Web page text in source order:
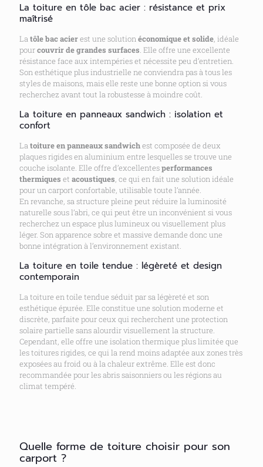
La toiture en tôle bac acier : résistance et prix
maîtrisé
Latôle bac acierest une solutionéconomique et solide, idéale
pourcouvrir de grandes surfaces. Elle offre une excellente
résistance face aux intempéries et nécessite peu d’entretien.
Son esthétique plus industrielle ne conviendra pas à tous les
styles de maisons, mais elle reste une bonne option si vous
recherchez avant tout la robustesse à moindre coût.
La toiture en panneaux sandwich : isolation et
confort
Latoiture en panneaux sandwichest composée de deux
plaques rigides en aluminium entre lesquelles se trouve une
couche isolante. Elle offre d’excellentesperformances
thermiques et acoustiques, ce qui en fait une solution idéale
pour un carport confortable, utilisable toute l’année.
En revanche, sa structure pleine peut réduire la luminosité
naturelle sous l’abri, ce qui peut être un inconvénient si vous
recherchez un espace plus lumineux ou visuellement plus
léger. Son apparence sobre et massive demande donc une
bonne intégration à l’environnement existant.
La toiture en toile tendue : légèreté et design
contemporain
La toiture en toile tendue séduit par sa légèreté et son
esthétique épurée. Elle constitue une solution moderne et
discrète, parfaite pour ceux qui recherchent une protection
solaire partielle sans alourdir visuellement la structure.
Cependant, elle offre une isolation thermique plus limitée que
les toitures rigides, ce qui la rend moins adaptée aux zones très
exposées au froid ou à la chaleur extrême. Elle est donc
recommandée pour les abris saisonniers ou les régions au
climat tempéré.
Quelle forme de toiture choisir pour son
carport ?